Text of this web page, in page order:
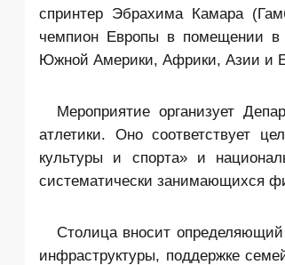
спринтер Эбрахима Камара
чемпион Европы в помещении в
Южной Америки, Африки, Азии и
Мероприятие организует
атлетики. Оно соответствует
культуры и спорта» и
систематически занимающихся
Столица вносит
инфраструктуры, поддержке